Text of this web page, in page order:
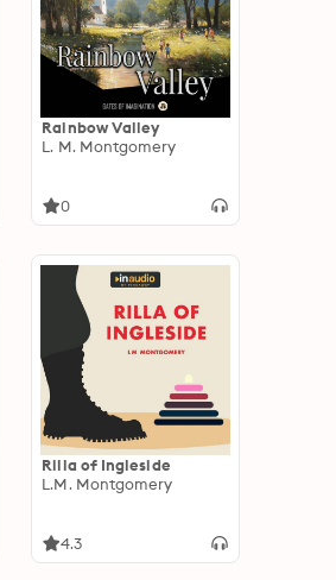
Rainbow Valley
L. M. Montgomery
0
Rilla of Ingleside
L.M. Montgomery
4.3